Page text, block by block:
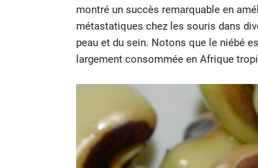
montré un succès remarquable en
métastatiques chez les souris dans
peau et du sein. Notons que le niébé
largement consommée en Afrique